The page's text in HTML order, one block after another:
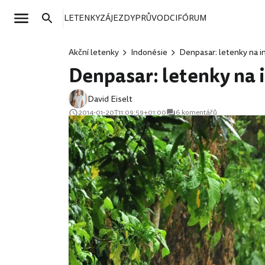
LETENKYZÁJEZDYPRŮVODCIFÓRUM
Akční letenky Indonésie Denpasar: letenky na
Denpasar: letenky na
David Eiselt
2014-01-20T11:09:59+01:00 6 komentářů